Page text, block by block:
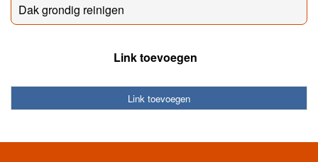
Dak grondig reinigen
Link toevoegen
Link toevoegen